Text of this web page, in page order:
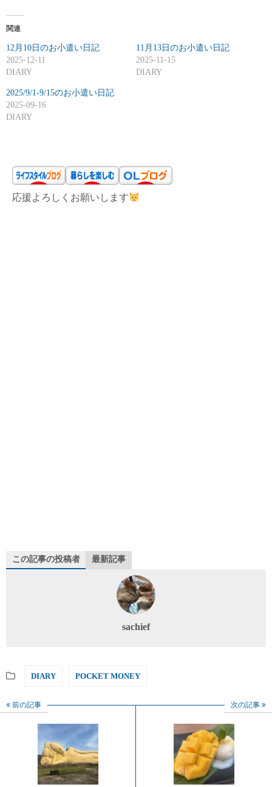
関連
12月10日のお小遣い日記
2025-12-11
DIARY
11月13日のお小遣い日記
2025-11-15
DIARY
2025/9/1-9/15のお小遣い日記
2025-09-16
DIARY
応援よろしくお願いします
この記事の投稿者 最新記事
sachief
DIARY POCKET MONEY
前の記事 次の記事